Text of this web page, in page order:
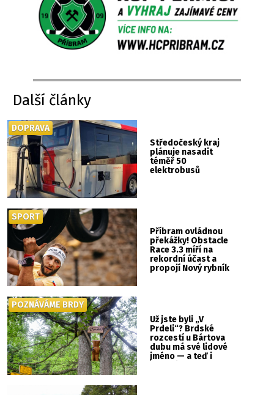
Další články
Středočeský kraj
plánuje nasadit
téměř 50
elektrobusů
DOPRAVA
Příbram ovládnou
překážky! Obstacle
Race 3.3 míří na
rekordní účast a
propojí Nový rybník
SPORT
Už jste byli „V
Prdeli“? Brdské
rozcestí u Bártova
dubu má své lidové
jméno — a teď i
POZNÁVÁME BRDY